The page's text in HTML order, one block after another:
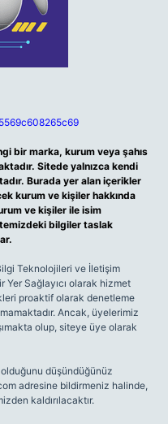
bir marka, kurum veya şahıs
Sitede yalnızca kendi
Burada yer alan içerikler
kurum ve kişiler hakkında
ve kişiler ile isim
bilgiler taslak
Teknolojileri ve İletişim
Yer Sağlayıcı olarak hizmet
proaktif olarak denetleme
Ancak, üyelerimiz
olup, siteye üye olarak
düşündüğünüz
adresine bildirmeniz halinde,
kaldırılacaktır.